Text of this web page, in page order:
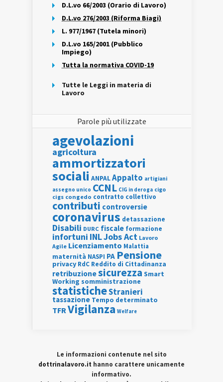
D.L.vo 66/2003 (Orario di Lavoro)
D.L.vo 276/2003 (Riforma Biagi)
L. 977/1967 (Tutela minori)
D.L.vo 165/2001 (Pubblico
Impiego)
Tutta la normativa COVID-19
Tutte le Leggi in materia di
Lavoro
Parole più utilizzate
agevolazioni
agricoltura
ammortizzatori
sociali ANPALAppalto artigiani
assegno unico CCNL CIG in deroga cigo
cigs congedo contratto collettivo
contributi controversie
coronavirus detassazione
Disabili DURC fiscale formazione
infortuni INLJobs Act Lavoro
Agile Licenziamento Malattia
maternità NASPI PA Pensione
privacy RdC Reddito di Cittadinanza
retribuzionesicurezza Smart
Working somministrazione
statisticheStranieri
tassazione Tempo determinato
TFRVigilanza Welfare
Le informazioni contenute nel sito
dottrinalavoro.it hanno carattere unicamente
informativo.